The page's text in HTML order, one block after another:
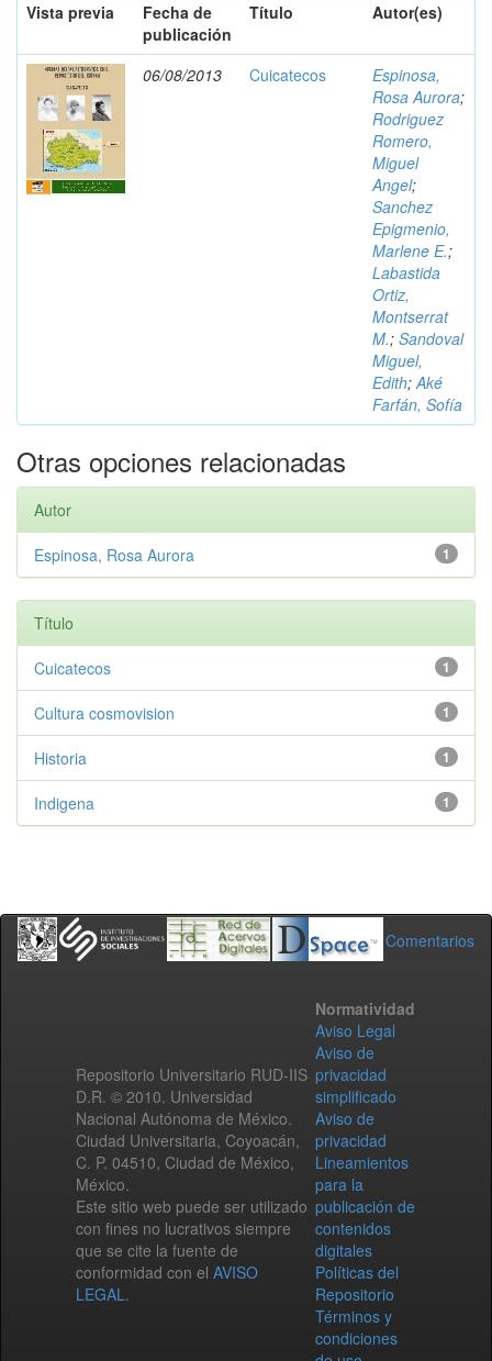
Vista previa
Fecha de
publicación
Título Autor(es)
06/08/2013 Cuicatecos
Espinosa,
Rosa Aurora;
Rodriguez
Romero,
Miguel
Angel;
Sanchez
Epigmenio,
Marlene E.;
Labastida
Ortiz,
Montserrat
M.; Sandoval
Miguel,
Edith;Aké
Farfán, Sofía
Otras opciones relacionadas
Autor
1
Espinosa, Rosa Aurora
Título
1
Cuicatecos
1
Cultura cosmovision
1
Historia
1
Indigena
Comentarios
Repositorio Universitario RUD-IIS
D.R. © 2010. Universidad
Nacional Autónoma de México.
Ciudad Universitaria, Coyoacán,
C. P. 04510, Ciudad de México,
México.
Este sitio web puede ser utilizado
con fines no lucrativos siempre
que se cite la fuente de
conformidad con el AVISO
LEGAL.
Normatividad
Aviso Legal
Aviso de
privacidad
simplificado
Aviso de
privacidad
Lineamientos
para la
publicación de
contenidos
digitales
Políticas del
Repositorio
Términos y
condiciones